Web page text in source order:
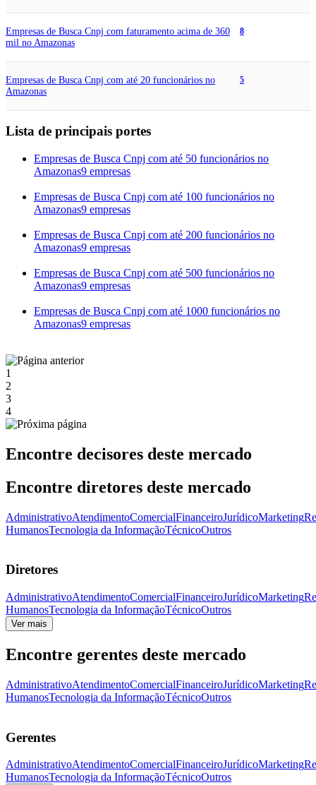
Empresas de Busca Cnpj com faturamento acima de 360
mil no Amazonas
8
Empresas de Busca Cnpj com até 20 funcionários no
Amazonas
5
Lista de principais portes
Empresas de Busca Cnpj com até 50 funcionários no
Amazonas9 empresas
Empresas de Busca Cnpj com até 100 funcionários no
Amazonas9 empresas
Empresas de Busca Cnpj com até 200 funcionários no
Amazonas9 empresas
Empresas de Busca Cnpj com até 500 funcionários no
Amazonas9 empresas
Empresas de Busca Cnpj com até 1000 funcionários no
Amazonas9 empresas
1
2
3
4
Encontre decisores deste mercado
Encontre diretores deste mercado
AdministrativoAtendimentoComercialFinanceiroJurídicoMarketing
HumanosTecnologia da InformaçãoTécnicoOutros
Diretores
AdministrativoAtendimentoComercialFinanceiroJurídicoMarketing
HumanosTecnologia da InformaçãoTécnicoOutros
Ver mais
Encontre gerentes deste mercado
AdministrativoAtendimentoComercialFinanceiroJurídicoMarketing
HumanosTecnologia da InformaçãoTécnicoOutros
Gerentes
AdministrativoAtendimentoComercialFinanceiroJurídicoMarketing
HumanosTecnologia da InformaçãoTécnicoOutros